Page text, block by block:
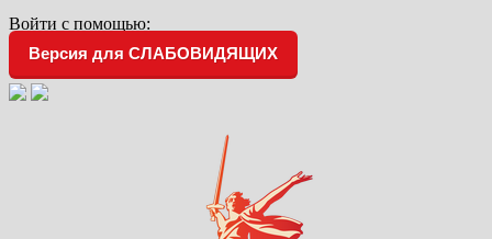
Войти с помощью:
Версия для СЛАБОВИДЯЩИХ